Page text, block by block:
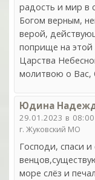
радость и мир в
Богом верным,
верой,
поприще на этой
Царства
молитвою о Вас,
Юдина
29.01.2023 в 08:00
г. Жуковский МО
Господи, спаси
море слёз и